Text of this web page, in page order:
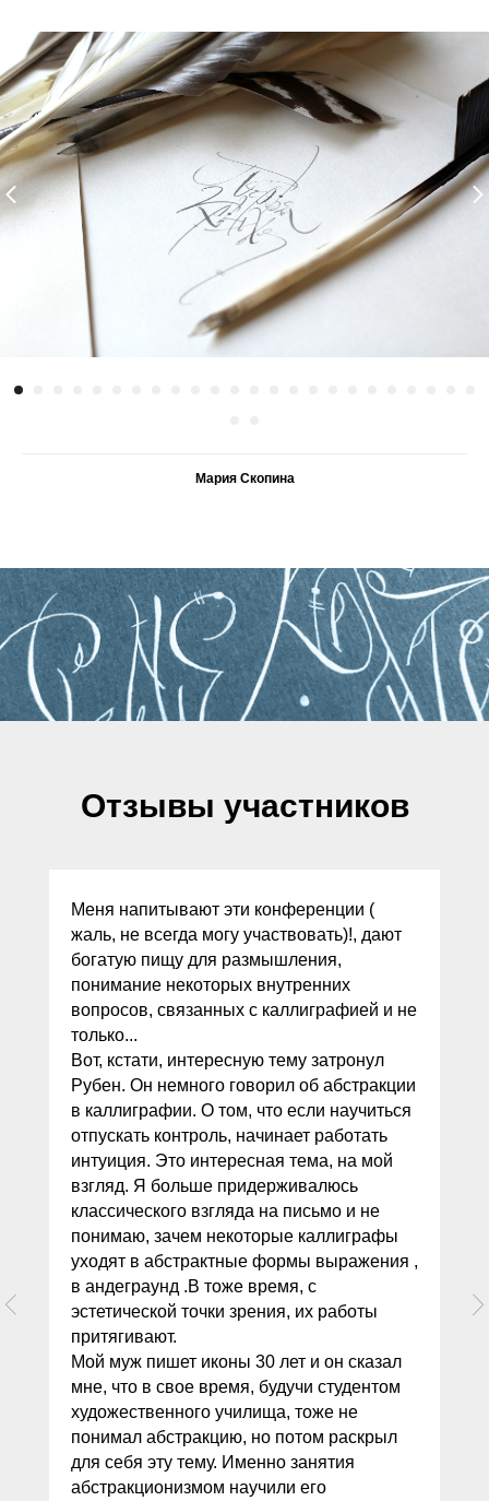
Мария Скопина
Отзывы участников
Меня напитывают эти конференции (
жаль, не всегда могу участвовать)!, дают
богатую пищу для размышления,
понимание некоторых внутренних
вопросов, связанных с каллиграфией и не
только...
Вот, кстати, интересную тему затронул
Рубен. Он немного говорил об абстракции
в каллиграфии. О том, что если научиться
отпускать контроль, начинает работать
интуиция. Это интересная тема, на мой
взгляд. Я больше придерживалюсь
классического взгляда на письмо и не
понимаю, зачем некоторые каллиграфы
уходят в абстрактные формы выражения ,
в андеграунд .В тоже время, с
эстетической точки зрения, их работы
притягивают.
Мой муж пишет иконы 30 лет и он сказал
мне, что в свое время, будучи студентом
художественного училища, тоже не
понимал абстракцию, но потом раскрыл
для себя эту тему. Именно занятия
абстракционизмом научили его